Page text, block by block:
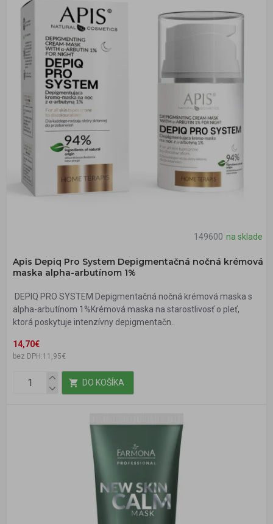
149600 na sklade
Apis Depiq Pro System Depigmentačná nočná krémová
maska alpha-arbutínom 1%
DEPIQ PRO SYSTEM Depigmentačná nočná krémová maska s
alpha-arbutínom 1%Krémová maska na starostlivosť o pleť,
ktorá poskytuje intenzívny depigmentačn..
14,70€
bez DPH:11,95€
DO KOŠÍKA